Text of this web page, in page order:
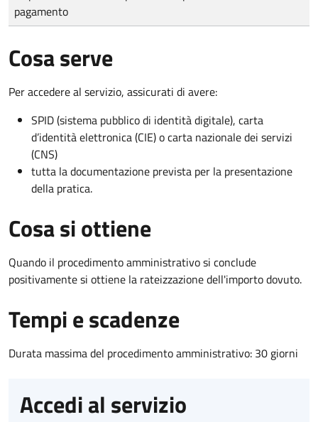
pagamento
Cosa serve
Per accedere al servizio, assicurati di avere:
SPID (sistema pubblico di identità digitale), carta
d’identità elettronica (CIE) o carta nazionale dei servizi
(CNS)
tutta la documentazione prevista per la presentazione
della pratica.
Cosa si ottiene
Quando il procedimento amministrativo si conclude
positivamente si ottiene la rateizzazione dell'importo dovuto.
Tempi e scadenze
Durata massima del procedimento amministrativo: 30 giorni
Accedi al servizio